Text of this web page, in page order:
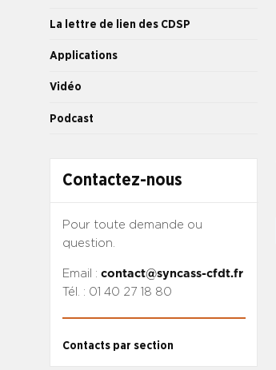
La lettre de lien des CDSP
Applications
Vidéo
Podcast
Contactez-nous
Pour toute demande ou
question.
Email : contact@syncass-cfdt.fr
Tél. : 01 40 27 18 80
Contacts par section